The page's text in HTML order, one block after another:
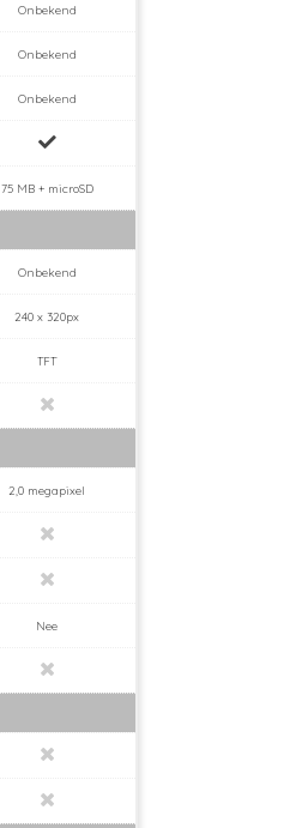
Onbekend
Onbekend
Onbekend
75 MB + microSD
Onbekend
240 x 320px
TFT
2,0 megapixel
Nee